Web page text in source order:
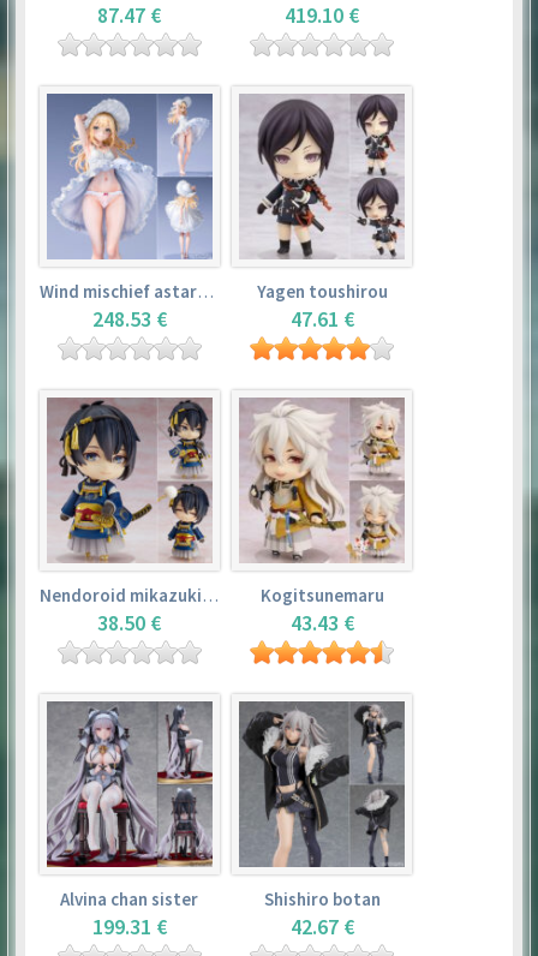
87.47 € 419.10 €
Wind mischief astarotte
248.53 €
Yagen toushirou
47.61 €
Nendoroid mikazuki munechika
38.50 €
Kogitsunemaru
43.43 €
Alvina chan sister
199.31 €
Shishiro botan
42.67 €